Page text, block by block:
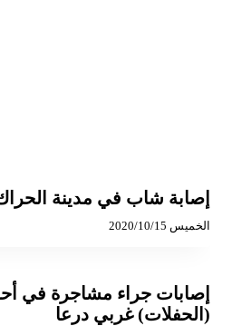
إصابة شاب في مدينة
الخميس 2020/10/15
إصابات جراء مشاجرة في
(الحفلات) غربي درعا